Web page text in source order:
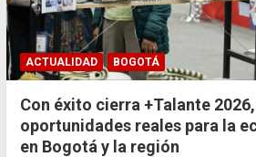
ACTUALIDAD BOGOTÁ
Con éxito cierra +Talante
oportunidades reales para la
en Bogotá y la región